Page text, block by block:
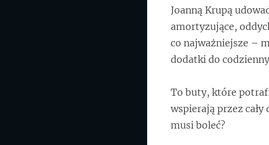
Joanną Krupą
amortyzujące,
co najważniejsze –
dodatki do
To buty, które
wspierają przez
musi boleć?